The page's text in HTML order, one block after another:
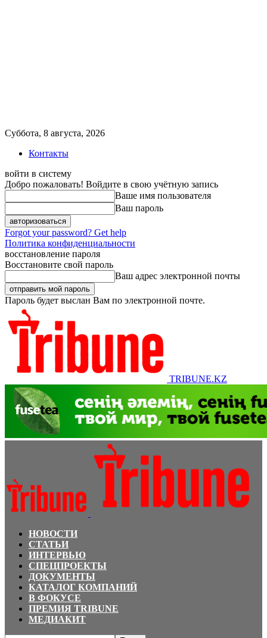
Суббота, 8 августа, 2026
Контакты
войти в систему
Добро пожаловать! Войдите в свою учётную запись
Ваше имя пользователя
Ваш пароль
Forgot your password? Get help
Политика конфиденциальности
восстановление пароля
Восстановите свой пароль
Ваш адрес электронной почты
Пароль будет выслан Вам по электронной почте.
TRIBUNE.KZ
НОВОСТИ
СТАТЬИ
ИНТЕРВЬЮ
СПЕЦПРОЕКТЫ
ДОКУМЕНТЫ
КАТАЛОГ КОМПАНИЙ
В ФОКУСЕ
ПРЕМИЯ TRIBUNE
МЕДИАКИТ